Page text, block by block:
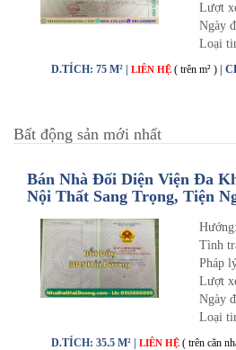
Lượt
Ngày
Loại
D.TÍCH: 75 M² | LIÊN HỆ ( trên m² ) |
Bất động sản mới nhất
Bán Nhà Đối Diện Viện Đa
Nội Thất Sang Trọng, Tiện
Hướng:
Tình
Pháp
Lượt
Ngày
Loại
D.TÍCH: 35.5 M² | LIÊN HỆ ( trên căn